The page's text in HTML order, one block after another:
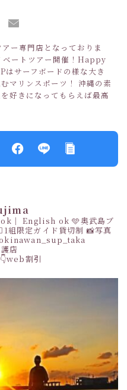
ー専門店となっておりま
ベートツアー開催！Happy
サーフボードの様な大き
マリンスポーツ！ 沖縄の素
好きになってもらえば最高
ok｜ English ok 🩵奥武島ブ
組限定ガイド貸切制 📸写真
店
👇web割引